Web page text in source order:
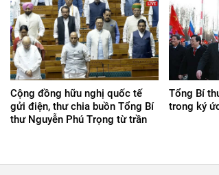
Cộng đồng hữu nghị quốc tế
gửi điện, thư chia buồn Tổng Bí
thư Nguyễn Phú Trọng từ trần
Tổng Bí
trong ký